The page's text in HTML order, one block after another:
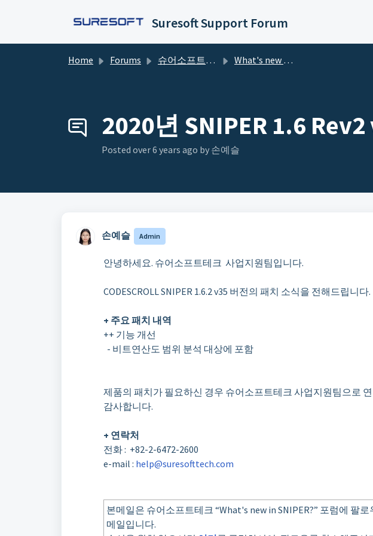
Suresoft Support Forum
Home Forums 슈어소프트테크 포럼 What's new in SNIPER?
2020년 SNIPER 1.6
Posted over 6 years ago by 손예슬 ㅤ
손예슬 ㅤ Admin
안녕하세요. 슈어소프트테크 사업지원팀입니다.
CODESCROLL SNIPER 1.6.2 v35 버전의 패치 소식을 전해드립니다.
+ 주요 패치 내역
++ 기능 개선
- 비트연산도 범위 분석 대상에 포함
제품의 패치가 필요하신 경우 슈어소프트테크 사업지원팀으로
감사합니다.
+ 연락처
전화: +82-2-6472-2600
e-mail : help@suresofttech.com
본메일은 슈어소프트테크 “What's new in SNIPER?” 포럼에 팔
메일입니다.